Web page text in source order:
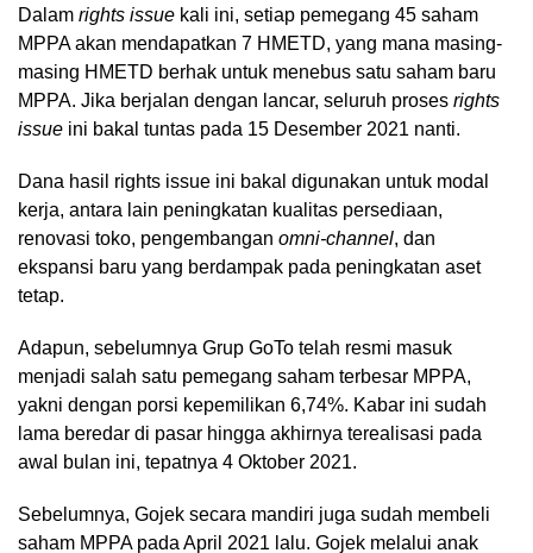
Dalam rights issue kali ini, setiap pemegang 45 saham
MPPA akan mendapatkan 7 HMETD, yang mana masing-
masing HMETD berhak untuk menebus satu saham baru
MPPA. Jika berjalan dengan lancar, seluruh proses rights
issue ini bakal tuntas pada 15 Desember 2021 nanti.
Dana hasil rights issue ini bakal digunakan untuk modal
kerja, antara lain peningkatan kualitas persediaan,
renovasi toko, pengembangan omni-channel, dan
ekspansi baru yang berdampak pada peningkatan aset
tetap.
Adapun, sebelumnya Grup GoTo telah resmi masuk
menjadi salah satu pemegang saham terbesar MPPA,
yakni dengan porsi kepemilikan 6,74%. Kabar ini sudah
lama beredar di pasar hingga akhirnya terealisasi pada
awal bulan ini, tepatnya 4 Oktober 2021.
Sebelumnya, Gojek secara mandiri juga sudah membeli
saham MPPA pada April 2021 lalu. Gojek melalui anak